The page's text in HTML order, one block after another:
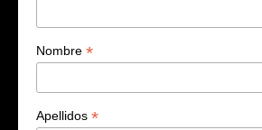
Nombre *
Apellidos *